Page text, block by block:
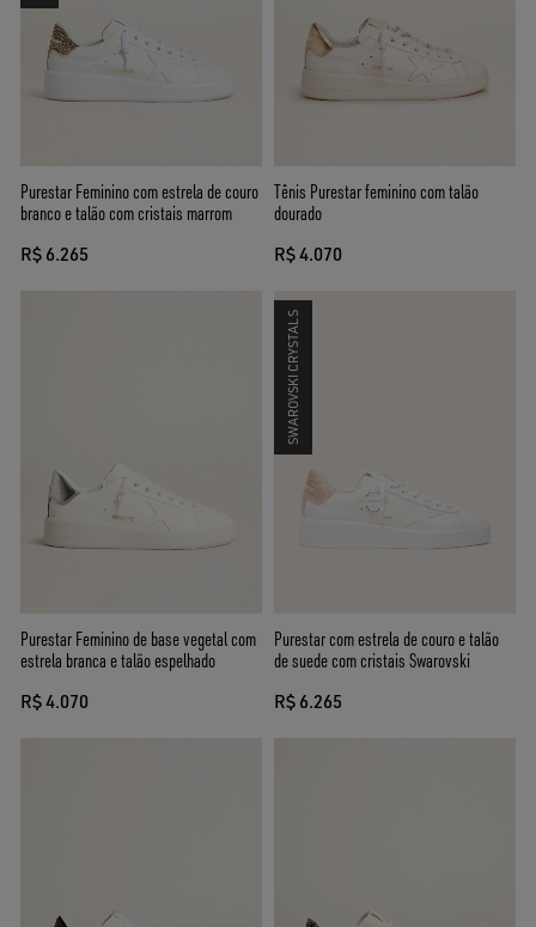
Purestar Feminino com estrela de couro
branco e talão com cristais marrom
R$ 6.265
Tênis Purestar feminino com talão
dourado
R$ 4.070
Purestar Feminino de base vegetal com
estrela branca e talão espelhado
R$ 4.070
SWAROVSKI CRYSTALS
Purestar com estrela de couro e talão
de suede com cristais Swarovski
R$ 6.265